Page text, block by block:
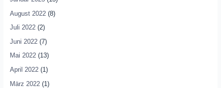
August 2022(8)
Juli 2022(2)
Juni 2022(7)
Mai 2022(13)
April 2022(1)
März 2022(1)